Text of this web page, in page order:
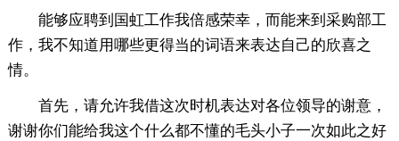
能够应聘到国虹工作我倍感荣幸，而能来到采购部工
作，我不知道用哪些更得当的词语来表达自己的欣喜之
情。
首先，请允许我借这次时机表达对各位领导的谢意，
谢谢你们能给我这个什么都不懂的毛头小子一次如此之好